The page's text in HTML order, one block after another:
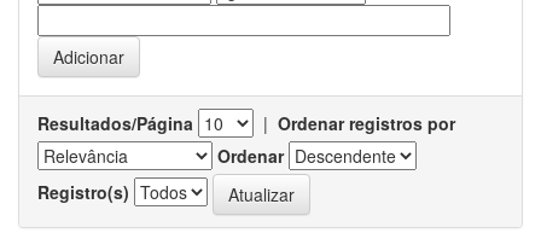
Resultados/Página | Ordenar registros por
Ordenar
Registro(s)